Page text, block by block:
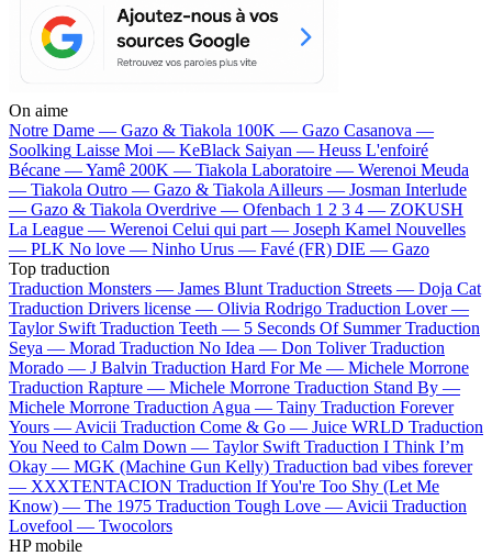
On aime
Notre Dame — Gazo & Tiakola 100K — Gazo Casanova —
Soolking Laisse Moi — KeBlack Saiyan — Heuss L'enfoiré
Bécane —Yamê 200K — Tiakola Laboratoire — Werenoi Meuda
— Tiakola Outro — Gazo & Tiakola Ailleurs — Josman Interlude
— Gazo & Tiakola Overdrive — Ofenbach 1 2 3 4 — ZOKUSH
La League — Werenoi Celui qui part — Joseph Kamel Nouvelles
— PLK No love — Ninho Urus — Favé (FR) DIE — Gazo
Top traduction
Traduction Monsters — James Blunt Traduction Streets — Doja Cat
Traduction Drivers license — Olivia Rodrigo Traduction Lover —
Taylor Swift Traduction Teeth — 5 Seconds Of Summer Traduction
Seya — Morad Traduction No Idea — Don Toliver Traduction
Morado — J Balvin Traduction Hard For Me — Michele Morrone
Traduction Rapture — Michele Morrone Traduction Stand By —
Michele Morrone Traduction Agua — Tainy Traduction Forever
Yours — Avicii Traduction Come & Go — Juice WRLD Traduction
You Need to Calm Down — Taylor Swift Traduction I Think I’m
Okay — MGK (Machine Gun Kelly) Traduction bad vibes forever
— XXXTENTACION Traduction If You're Too Shy (Let Me
Know) — The 1975 Traduction Tough Love — Avicii Traduction
Lovefool — Twocolors
HP mobile